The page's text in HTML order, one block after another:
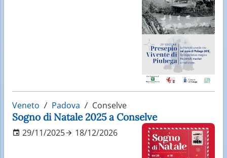
Veneto Padova Conselve
Sogno di Natale 2025 a Conselve
29/11/2025 18/12/2026